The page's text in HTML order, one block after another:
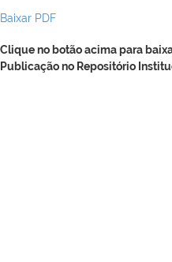
Baixar PDF
Clique no botão acima para
Publicação no Repositório